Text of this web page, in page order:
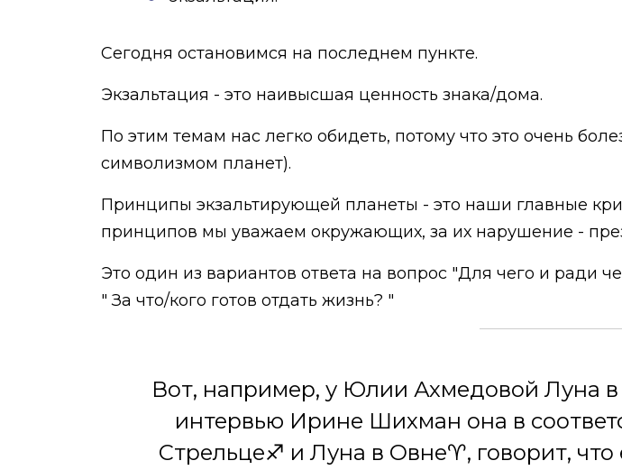
Сегодня остановимся на последнем пункте.
Экзальтация - это наивысшая ценность знака/дома.
По этим темам нас легко обидеть, потому что это очень
символизмом планет).
Принципы экзальтирующей планеты - это наши главные
принципов мы уважаем окружающих, за их нарушение -
Это один из вариантов ответа на вопрос "Для чего и ради
" За что/кого готов отдать жизнь? "
Вот, например, у Юлии Ахмедовой Луна в
интервью Ирине Шихман она в
Стрельце♐️ и Луна в Овне♈️️️️️️️️️, говорит,